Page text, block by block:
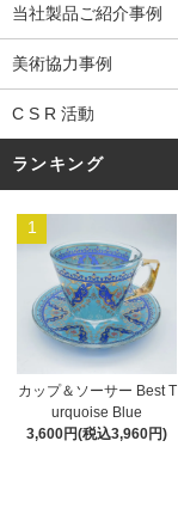
当社製品ご紹介事例
美術協力事例
C S R 活動
ランキング
1
カップ＆ソーサー Best T
urquoise Blue
3,600円(税込3,960円)